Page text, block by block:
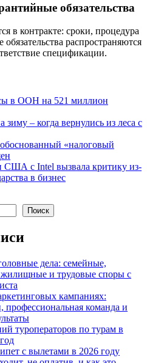
обязательства
в контракте: сроки, процедура
распространяются
спецификации.
в ООН на 521 миллион
зиму – когда вернулись из леса с
«налоговый
США с Intel вызвала критику из-
в бизнес
Поиск
дела: семейные,
жилищные и трудовые споры с
кампаниях:
профессиональная команда и
туроператоров по турам в
с вылетами в 2026 году